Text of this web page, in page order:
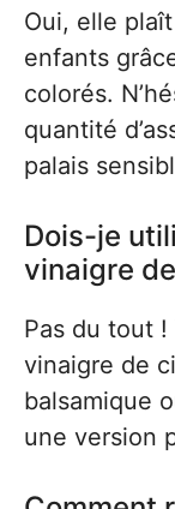
Oui, elle
enfants
colorés.
quantité
palais
Dois-je
vinaigre
Pas du tout
vinaigre de
balsamique
une version